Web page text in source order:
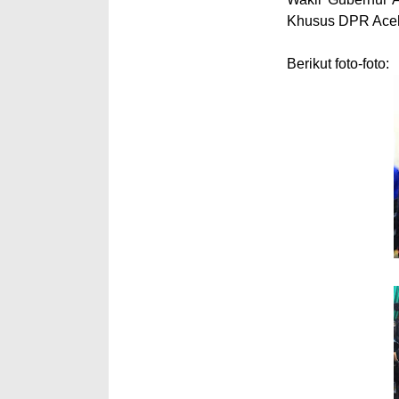
Khusus DPR
Berikut foto-foto: